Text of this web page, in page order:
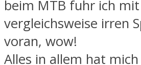
beim MTB fuhr ich
vergleichsweise irren
voran, wow!
Alles in allem hat